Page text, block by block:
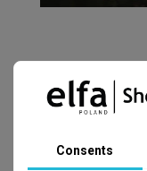
Consents